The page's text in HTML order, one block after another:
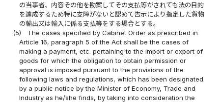
の当事者、内容その他を勘案してその支払等がされても法の目的
を達成するため特に支障がないと認めて告示により指定した貨物
の輸出又は輸入に係る支払等をする場合とする。
(5)
The cases specified by Cabinet Order as prescribed in
Article 16, paragraph 5 of the Act shall be the cases of
making a payment, etc. pertaining to the import or export of
goods for which the obligation to obtain permission or
approval is imposed pursuant to the provisions of the
following laws and regulations, which has been designated
by a public notice by the Minister of Economy, Trade and
Industry as he/she finds, by taking into consideration the